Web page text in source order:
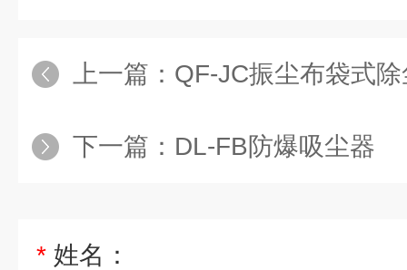
上一篇： QF-JC振尘布袋式
下一篇： DL-FB防爆吸尘器
* 姓名：